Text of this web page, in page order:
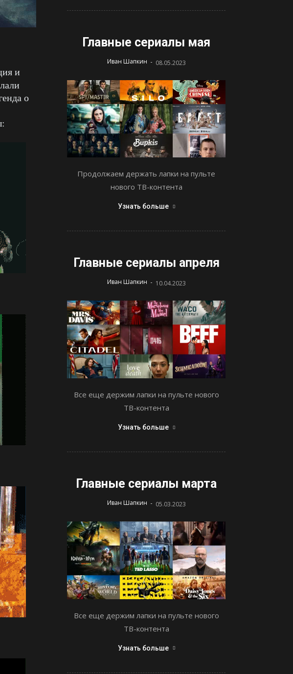
и
о
Главные сериалы мая
Иван Шапкин - 08.05.2023
Продолжаем держать лапки на пульте
нового ТВ-контента
Узнать больше
Главные сериалы апреля
Иван Шапкин - 10.04.2023
Все еще держим лапки на пульте нового
ТВ-контента
Узнать больше
Главные сериалы марта
Иван Шапкин - 05.03.2023
Все еще держим лапки на пульте нового
ТВ-контента
Узнать больше